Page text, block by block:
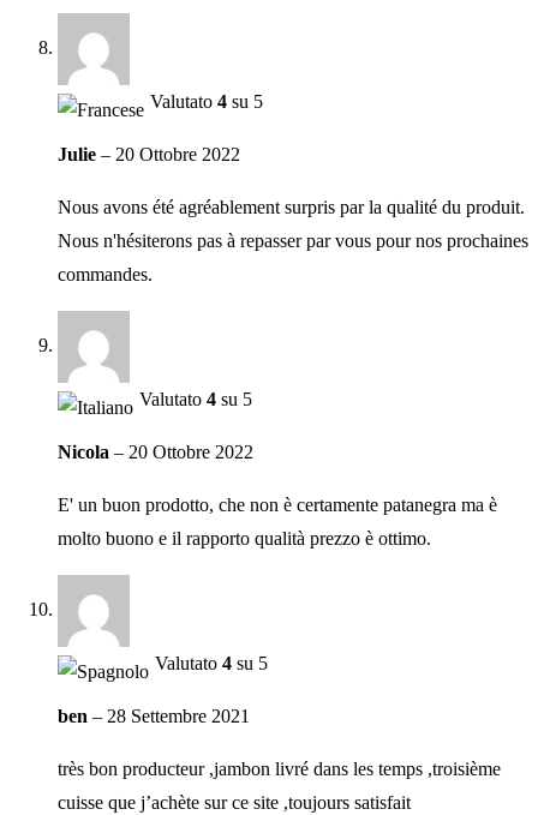
Valutato 4 su 5
Julie – 20 Ottobre 2022
Nous avons été agréablement surpris par la qualité du produit.
Nous n'hésiterons pas à repasser par vous pour nos prochaines
commandes.
Valutato 4 su 5
Nicola – 20 Ottobre 2022
E' un buon prodotto, che non è certamente patanegra ma è
molto buono e il rapporto qualità prezzo è ottimo.
Valutato 4 su 5
ben – 28 Settembre 2021
très bon producteur ,jambon livré dans les temps ,troisième
cuisse que j’achète sur ce site ,toujours satisfait